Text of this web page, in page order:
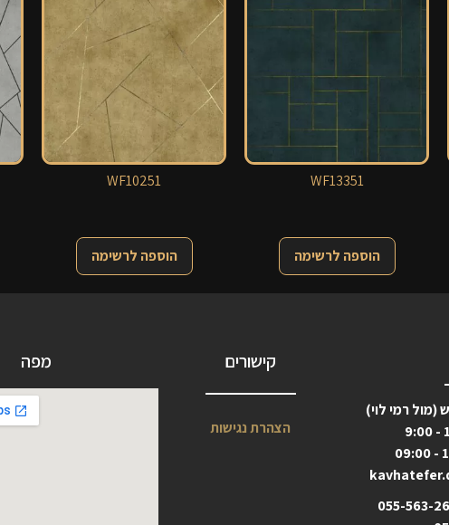
WF13351
הוספה לרשימה
WF10251
הוספה לרשימה
(מול רמי לוי)
055-563-
קישורים
הצהרת נגישות
מפה